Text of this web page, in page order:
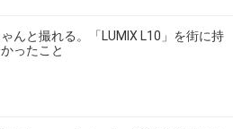
んと撮れる。「LUMIX L10」を街に持
ったこと